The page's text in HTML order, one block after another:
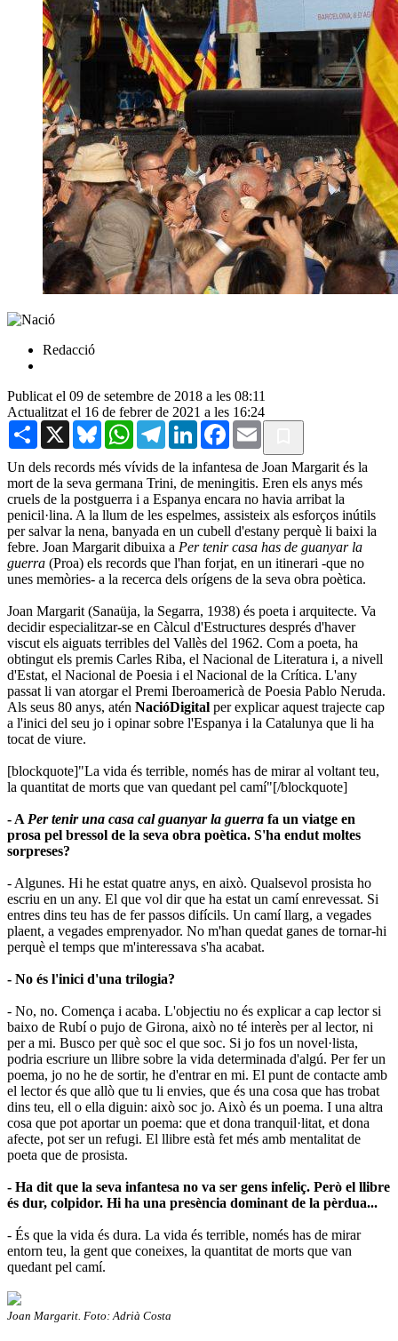
Redacció
Publicat el 09 de setembre de 2018 a les 08:11
Actualitzat el 16 de febrer de 2021 a les 16:24
Share X BlueskyWhatsAppTelegramLinkedInFacebook
Email
Un dels records més vívids de la infantesa de Joan Margarit és la
mort de la seva germana Trini, de meningitis. Eren els anys més
cruels de la postguerra i a Espanya encara no havia arribat la
penicil·lina. A la llum de les espelmes, assisteix als esforços inútils
per salvar la nena, banyada en un cubell d'estany perquè li baixi la
febre. Joan Margarit dibuixa a Per tenir casa has de guanyar la
guerra (Proa) els records que l'han forjat, en un itinerari -que no
unes memòries- a la recerca dels orígens de la seva obra poètica.
Joan Margarit (Sanaüja, la Segarra, 1938) és poeta i arquitecte. Va
decidir especialitzar-se en Càlcul d'Estructures després d'haver
viscut els aiguats terribles del Vallès del 1962. Com a poeta, ha
obtingut els premis Carles Riba, el Nacional de Literatura i, a nivell
d'Estat, el Nacional de Poesia i el Nacional de la Crítica. L'any
passat li van atorgar el Premi Iberoamericà de Poesia Pablo Neruda.
Als seus 80 anys, atén NacióDigital per explicar aquest trajecte cap
a l'inici del seu jo i opinar sobre l'Espanya i la Catalunya que li ha
tocat de viure.
[blockquote]"La vida és terrible, només has de mirar al voltant teu,
la quantitat de morts que van quedant pel camí"[/blockquote]
- A Per tenir una casa cal guanyar la guerra fa un viatge en
prosa pel bressol de la seva obra poètica. S'ha endut moltes
sorpreses?
- Algunes. Hi he estat quatre anys, en això. Qualsevol prosista ho
escriu en un any. El que vol dir que ha estat un camí enrevessat. Si
entres dins teu has de fer passos difícils. Un camí llarg, a vegades
plaent, a vegades emprenyador. No m'han quedat ganes de tornar-hi
perquè el temps que m'interessava s'ha acabat.
- No és l'inici d'una trilogia?
- No, no. Comença i acaba. L'objectiu no és explicar a cap lector si
baixo de Rubí o pujo de Girona, això no té interès per al lector, ni
per a mi. Busco per què soc el que soc. Si jo fos un novel·lista,
podria escriure un llibre sobre la vida determinada d'algú. Per fer un
poema, jo no he de sortir, he d'entrar en mi. El punt de contacte amb
el lector és que allò que tu li envies, que és una cosa que has trobat
dins teu, ell o ella diguin: això soc jo. Això és un poema. I una altra
cosa que pot aportar un poema: que et dona tranquil·litat, et dona
afecte, pot ser un refugi. El llibre està fet més amb mentalitat de
poeta que de prosista.
- Ha dit que la seva infantesa no va ser gens infeliç. Però el llibre
és dur, colpidor. Hi ha una presència dominant de la pèrdua...
- És que la vida és dura. La vida és terrible, només has de mirar
entorn teu, la gent que coneixes, la quantitat de morts que van
quedant pel camí.
Joan Margarit. Foto: Adrià Costa